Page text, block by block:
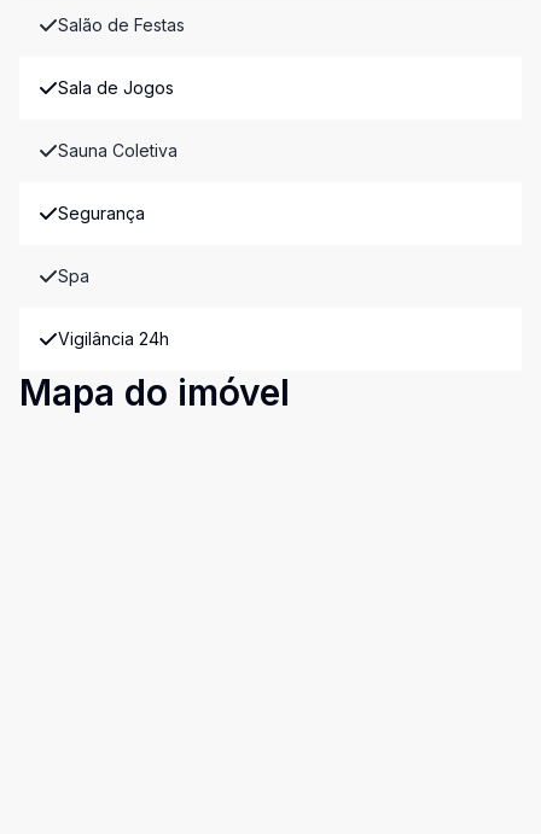
Salão de Festas
Sala de Jogos
Sauna Coletiva
Segurança
Spa
Vigilância 24h
Mapa do imóvel